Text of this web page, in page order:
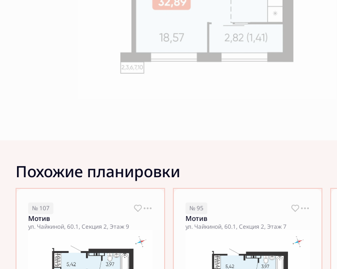
Похожие планировки
№ 107
Мотив
ул. Чайкиной, 60.1, Секция 2, Этаж 9
№ 95
Мотив
ул. Чайкиной, 60.1, Секция 2, Этаж 7